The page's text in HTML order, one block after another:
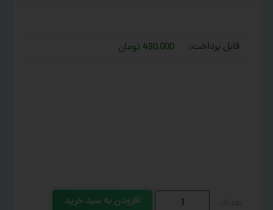
قابل پرداخت: 490,000 تومان
افزودن به سبد خرید